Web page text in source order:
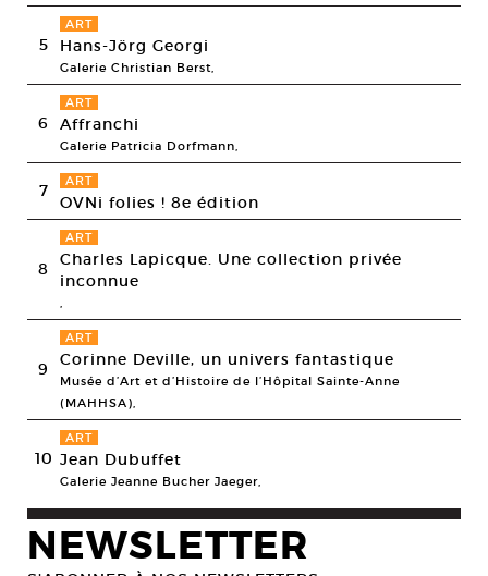
5
ART
Hans-Jörg Georgi
Galerie Christian Berst,
6
ART
Affranchi
Galerie Patricia Dorfmann,
7 ART
OVNi folies ! 8e édition
8
ART
Charles Lapicque. Une collection privée
inconnue
,
9
ART
Corinne Deville, un univers fantastique
Musée d’Art et d’Histoire de l’Hôpital Sainte-Anne
(MAHHSA),
10
ART
Jean Dubuffet
Galerie Jeanne Bucher Jaeger,
NEWSLETTER